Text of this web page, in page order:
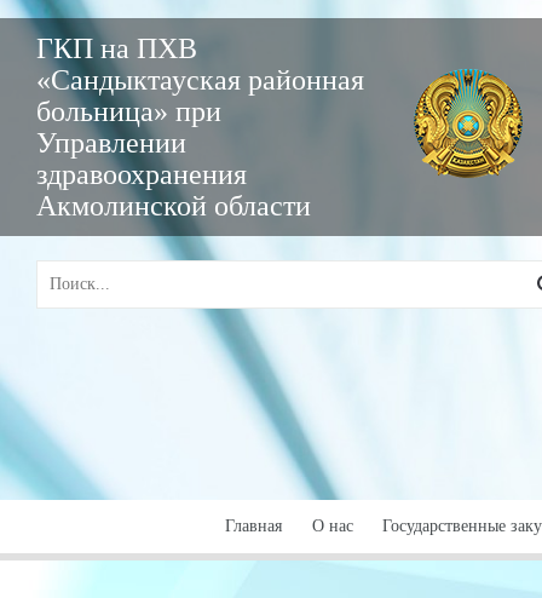
ГКП на ПХВ
«Сандыктауская районная
больница» при
Управлении
здравоохранения
Акмолинской области
Главная О нас Государственные